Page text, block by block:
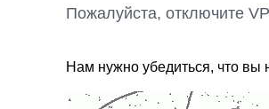
Пожалуйста, отключите
Нам нужно убедиться, что вы